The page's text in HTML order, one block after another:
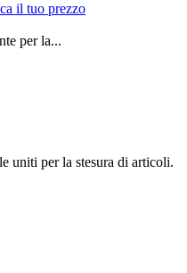
il tuo prezzo
per la...
uniti per la stesura di articoli.